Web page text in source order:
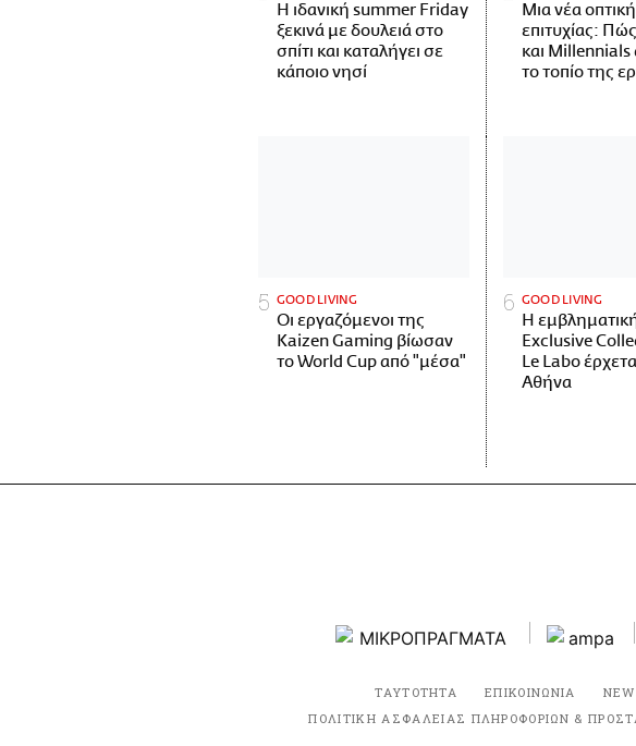
Η ιδανική summer Friday
ξεκινά με δουλειά στο
σπίτι και καταλήγει σε
κάποιο νησί
Μια νέα
επιτυχίας:
και Millennials
το τοπίο της
GOOD LIVING
Οι εργαζόμενοι της
Kaizen Gaming βίωσαν
το World Cup από "μέσα"
GOOD LIVING
Η
Exclusive
Le Labo
Αθήνα
ΤΑΥΤΟΤΗΤΑ ΕΠΙΚΟΙΝΩΝΙΑ
ΠΟΛΙΤΙΚΗ ΑΣΦΑΛΕΙΑΣ ΠΛΗΡΟΦΟΡΙΩΝ &